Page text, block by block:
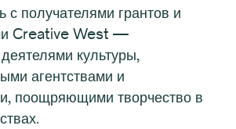
с получателями грантов и
Creative West —
культуры,
агентствами и
поощряющими творчество в
получателя